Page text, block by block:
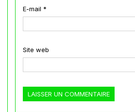
E-mail *
Site web